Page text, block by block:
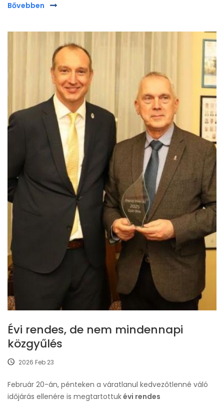
Bővebben
Évi rendes, de nem mindennapi
közgyűlés
2026 Feb 23
Február 20-án, pénteken a váratlanul kedvezőtlenné váló
időjárás ellenére is megtartottukévi rendes